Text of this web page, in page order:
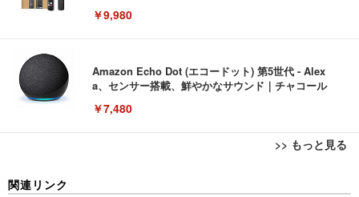
￥9,980
Amazon Echo Dot (エコードット) 第5世代 - Alex
a、センサー搭載、鮮やかなサウンド｜チャコール
￥7,480
>> もっと見る
い 跳ね上げ式アームレスト コンパクト 約105度ロッ
EV3240X-WT | 31.5型4K UHD・USB Type-C・ホワ
関連リンク